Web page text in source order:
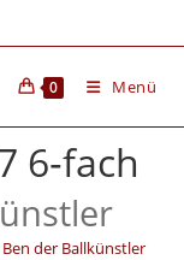
0 Menü
6‑fach
Ben der Ballkünstler